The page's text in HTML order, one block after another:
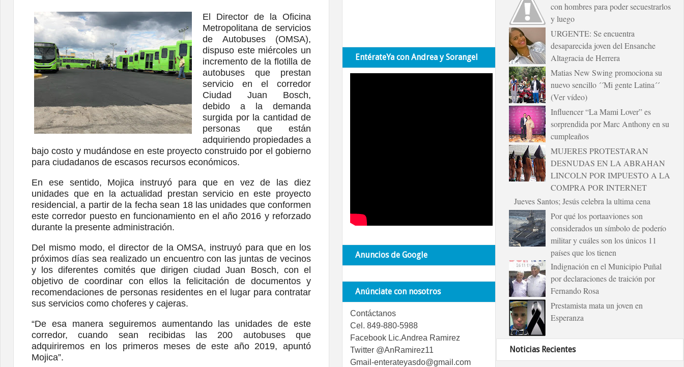
El Director de la Oficina
Metropolitana de servicios
de Autobuses (OMSA),
dispuso este miércoles un
incremento de la flotilla de
autobuses que prestan
servicio en el corredor
Ciudad Juan Bosch,
debido a la demanda
surgida por la cantidad de
personas que están
adquiriendo propiedades a
bajo costo y mudándose en este proyecto construido por el gobierno
para ciudadanos de escasos recursos económicos.
En ese sentido, Mojica instruyó para que en vez de las diez
unidades que en la actualidad prestan servicio en este proyecto
residencial, a partir de la fecha sean 18 las unidades que conformen
este corredor puesto en funcionamiento en el año 2016 y reforzado
durante la presente administración.
Del mismo modo, el director de la OMSA, instruyó para que en los
próximos días sea realizado un encuentro con las juntas de vecinos
y los diferentes comités que dirigen ciudad Juan Bosch, con el
objetivo de coordinar con ellos la felicitación de documentos y
recomendaciones de personas residentes en el lugar para contratar
sus servicios como choferes y cajeras.
“De esa manera seguiremos aumentando las unidades de este
corredor, cuando sean recibidas las 200 autobuses que
adquiriremos en los primeros meses de este año 2019, apuntó
Mojica”.
EntérateYa con Andrea y Sorangel
Anuncios de Google
Anúnciate con nosotros
Contáctanos
Cel. 849-880-5988
Facebook Lic.Andrea Ramirez
Twitter @AnRamirez11
Gmail-enterateyasdo@gmail.com
con hombres para poder secuestrarlos
y luego
URGENTE: Se encuentra
desaparecida joven del Ensanche
Altagracia de Herrera
Matias New Swing promociona su
nuevo sencillo ´´Mi gente Latina´´
(Ver vídeo)
Influencer “La Mami Lover” es
sorprendida por Marc Anthony en su
cumpleaños
MUJERES PROTESTARAN
DESNUDAS EN LA ABRAHAN
LINCOLN POR IMPUESTO A LA
COMPRA POR INTERNET
Jueves Santos; Jesús celebra la ultima cena
Por qué los portaaviones son
considerados un símbolo de poderío
militar y cuáles son los únicos 11
países que los tienen
Indignación en el Municipio Puñal
por declaraciones de traición por
Fernando Rosa
Prestamista mata un joven en
Esperanza
Noticias Recientes